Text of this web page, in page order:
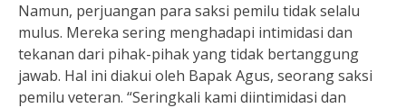
Namun, perjuangan para saksi pemilu tidak selalu
mulus. Mereka sering menghadapi intimidasi dan
tekanan dari pihak-pihak yang tidak bertanggung
jawab. Hal ini diakui oleh Bapak Agus, seorang saksi
pemilu veteran. “Seringkali kami diintimidasi dan